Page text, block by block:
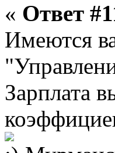
« Ответ
Имеются
Зарплата